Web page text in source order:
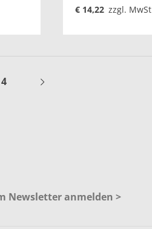
€ 14,22 zzgl. MwSt
4
Newsletter anmelden >